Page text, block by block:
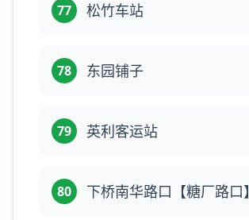
77 松竹车站
78 东园铺子
79 英利客运站
80 下桥南华路口【糖厂路口】